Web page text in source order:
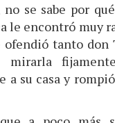
se sabe por
le encontró muy
ofendió tanto don
mirarla
a su casa y